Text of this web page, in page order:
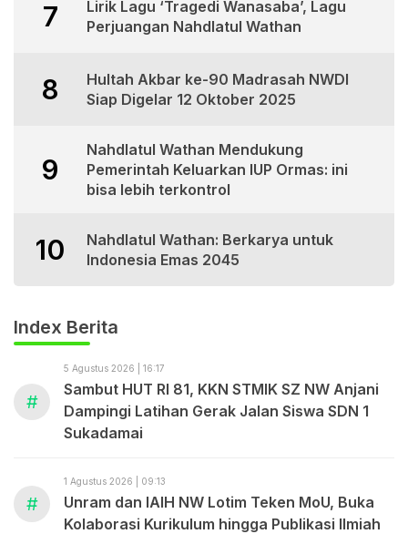
7
Lirik Lagu ‘Tragedi Wanasaba’, Lagu
Perjuangan Nahdlatul Wathan
8
Hultah Akbar ke-90 Madrasah NWDI
Siap Digelar 12 Oktober 2025
9
Nahdlatul Wathan Mendukung
Pemerintah Keluarkan IUP Ormas: ini
bisa lebih terkontrol
10
Nahdlatul Wathan: Berkarya untuk
Indonesia Emas 2045
Index Berita
#
5 Agustus 2026 | 16:17
Sambut HUT RI 81, KKN STMIK SZ NW Anjani
Dampingi Latihan Gerak Jalan Siswa SDN 1
Sukadamai
#
1 Agustus 2026 | 09:13
Unram dan IAIH NW Lotim Teken MoU, Buka
Kolaborasi Kurikulum hingga Publikasi Ilmiah